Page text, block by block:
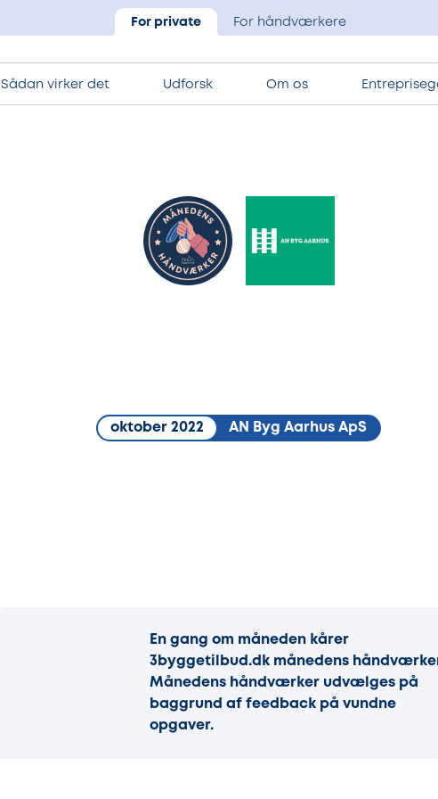
For private For håndværkere
Sådan virker det Udforsk Om os
oktober 2022 AN Byg Aarhus ApS
En gang om måneden kårer
3byggetilbud.dk månedens
Månedens håndværker udvælges på
baggrund af feedback på vundne
opgaver.